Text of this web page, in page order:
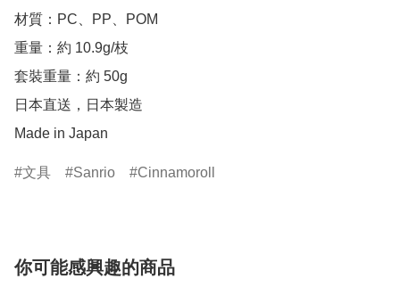
材質：PC、PP、POM
重量：約 10.9g/枝
套裝重量：約 50g
日本直送，日本製造
Made in Japan
文具 Sanrio Cinnamoroll
你可能感興趣的商品